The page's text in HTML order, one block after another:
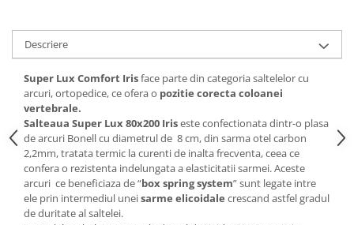
Set mese si scaune gradinita
Mobilier copii
Mobila camera copii
Scaune birou pentru copii
Saltele patuturi copii
Paturi copii
Masa si scaune gradinita
Seturi comode living si dormitor
Descriere
Super Lux Comfort Irisface parte din categoria saltelelor cu
arcuri, ortopedice, ce ofera o pozitie corecta coloanei
vertebrale.
Salteaua Super Lux 80x200 Iriseste confectionata dintr-o plasa
de arcuri Bonell cu diametrul de 8 cm, din sarma otel carbon
2,2mm, tratata termic la curenti de inalta frecventa, ceea ce
confera o rezistenta indelungata a elasticitatii sarmei. Aceste
arcuri ce beneficiaza de “box spring system” sunt legate intre
ele prin intermediul uneisarme elicoidale crescand astfel gradul
de duritate al saltelei.